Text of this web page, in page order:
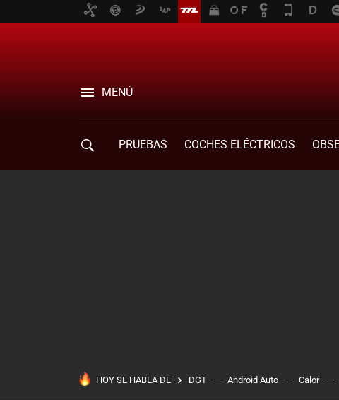
MENÚ
PRUEBAS COCHES ELÉCTRICOS
HOY SE HABLA DE DGT Android Auto Calor